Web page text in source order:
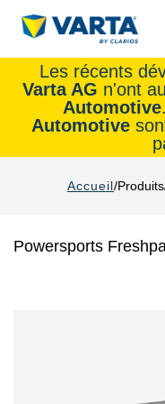
Les récents
Varta AG n'ont
Automotive
Automotive
Accueil Produits
Powersports